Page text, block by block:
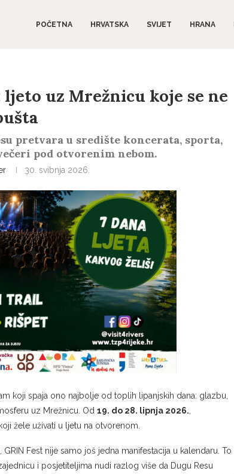
POČETNA HRVATSKA SVIJET HRANA
ljeto uz Mrežnicu koje se ne
pretvara u središte koncerata, sporta,
pod otvorenim nebom.
30. svibnja 2026.
koji spaja ono najbolje od toplih lipanjskih dana: glazbu,
uz Mrežnicu. Od 19. do 28. lipnja 2026.
žele uživati u ljetu na otvorenom.
Fest nije samo još jedna manifestacija u kalendaru. To
i posjetiteljima nudi razlog više da Dugu Resu